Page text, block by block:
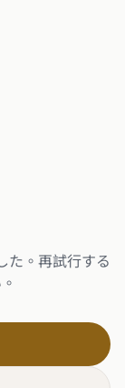
た。再試行する